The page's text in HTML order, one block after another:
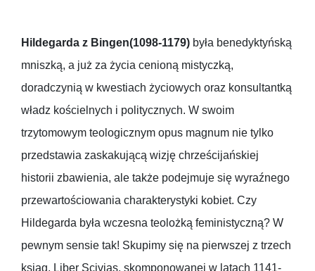
Hildegarda z Bingen(1098-1179) była benedyktyńską
mniszką, a już za życia cenioną mistyczką,
doradczynią w kwestiach życiowych oraz konsultantką
władz kościelnych i politycznych. W swoim
trzytomowym teologicznym opus magnum nie tylko
przedstawia zaskakującą wizję chrześcijańskiej
historii zbawienia, ale także podejmuje się wyraźnego
przewartościowania charakterystyki kobiet. Czy
Hildegarda była wczesna teolożką feministyczną? W
pewnym sensie tak! Skupimy się na pierwszej z trzech
ksiąg, Liber Scivias, skomponowanej w latach 1141-